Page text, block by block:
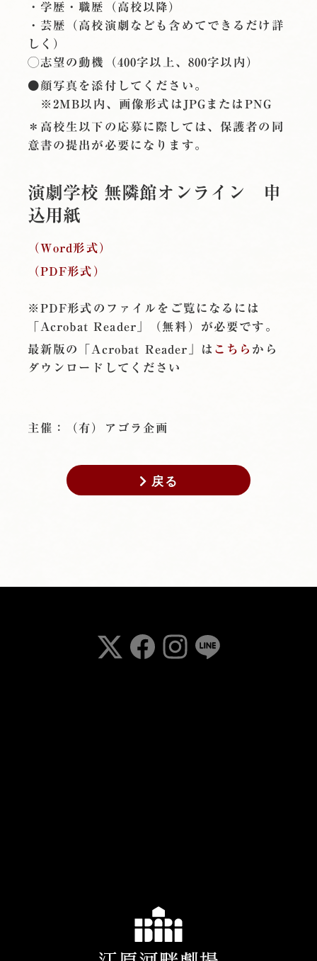
・学歴・職歴（高校以降）
・芸歴（高校演劇なども含めてできるだけ詳
しく）
◯志望の動機（400字以上、800字以内）
●顔写真を添付してください。
※2MB以内、画像形式はJPGまたはPNG
＊高校生以下の応募に際しては、保護者の同
意書の提出が必要になります。
演劇学校 無隣館オンライン 申
込用紙
（Word形式）
（PDF形式）
※PDF形式のファイルをご覧になるには
「Acrobat Reader」（無料）が必要です。
最新版の「Acrobat Reader」は こちら から
ダウンロードしてください
主催：（有）アゴラ企画
戻る